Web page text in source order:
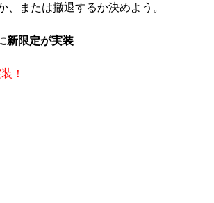
、または撤退するか決めよう。
新限定が実装
！